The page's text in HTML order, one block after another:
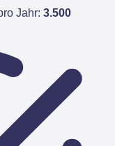
Jahr: 3.500